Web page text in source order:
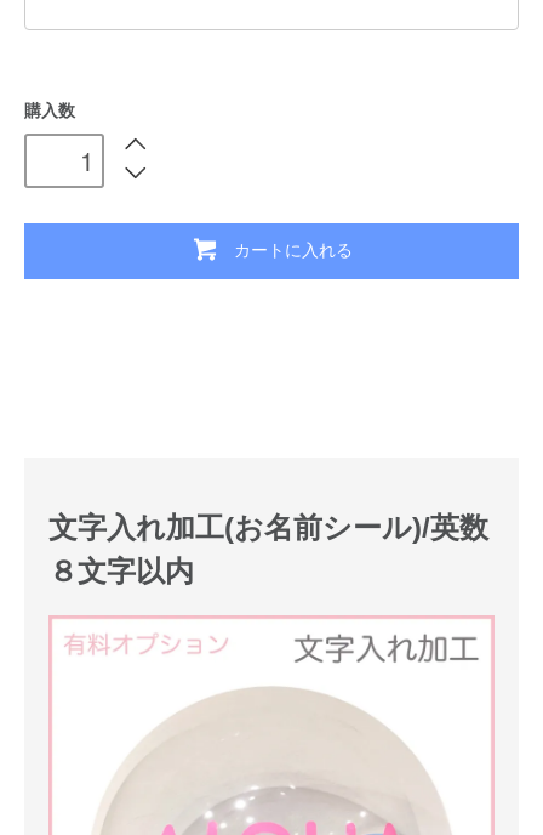
購入数
カートに入れる
文字入れ加工(お名前シール)/英数
８文字以内